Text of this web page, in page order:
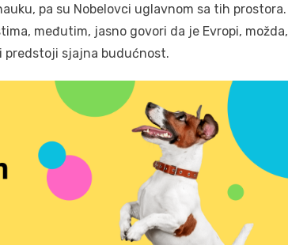
pa su Nobelovci uglavnom sa tih prostora.
međutim, jasno govori da je Evropi, možda,
predstoji sjajna budućnost.